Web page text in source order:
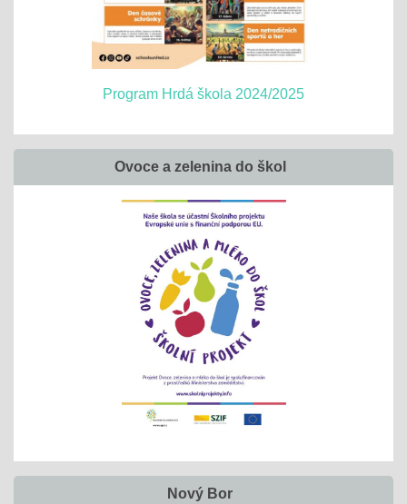
Program Hrdá škola 2024/2025
Ovoce a zelenina do škol
Nový Bor